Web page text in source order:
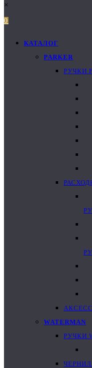
×
0
КАТАЛОГ
PARKER
РУЧКИ
WATERMAN
РУЧКИ